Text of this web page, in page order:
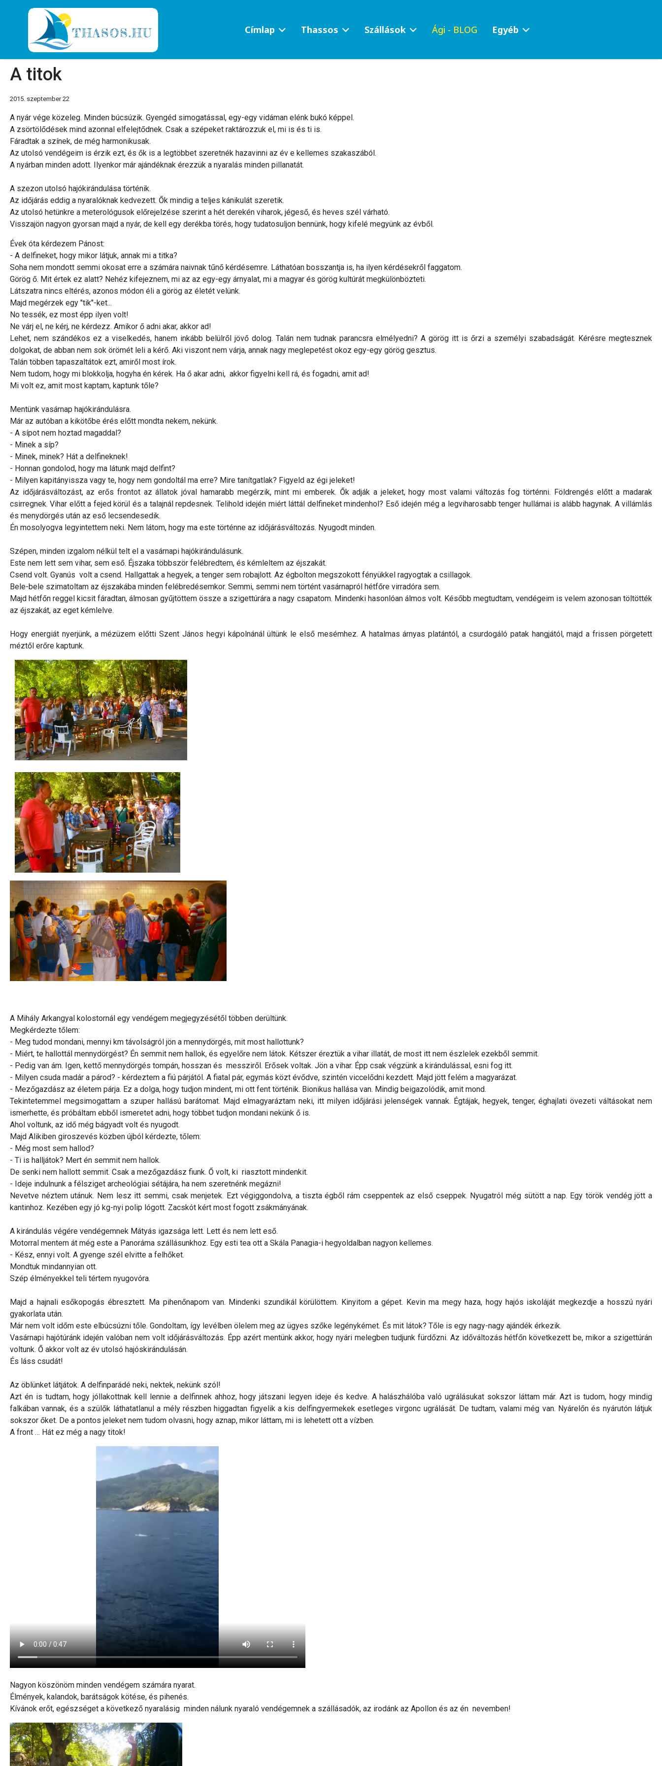
Címlap Thassos Szállások Ági - BLOG Egyéb
A titok
2015. szeptember 22
A nyár vége közeleg. Minden búcsúzik. Gyengéd simogatással, egy-egy vidáman elénk bukó képpel.
A zsörtölődések mind azonnal elfelejtődnek. Csak a szépeket raktározzuk el, mi is és ti is.
Fáradtak a színek, de még harmonikusak.
Az utolsó vendégeim is érzik ezt, és ők is a legtöbbet szeretnék hazavinni az év e kellemes szakaszából.
A nyárban minden adott. Ilyenkor már ajándéknak érezzük a nyaralás minden pillanatát.
A szezon utolsó hajókirándulása történik.
Az időjárás eddig a nyaralóknak kedvezett. Ők mindig a teljes kánikulát szeretik.
Az utolsó hetünkre a meterológusok előrejelzése szerint a hét derekén viharok, jégeső, és heves szél várható.
Visszajön nagyon gyorsan majd a nyár, de kell egy derékba törés, hogy tudatosuljon bennünk, hogy kifelé megyünk az évből.
Évek óta kérdezem Pánost:
- A delfineket, hogy mikor látjuk, annak mi a titka?
Soha nem mondott semmi okosat erre a számára naivnak tűnő kérdésemre. Láthatóan bosszantja is, ha ilyen kérdésekről faggatom.
Görög ő. Mit értek ez alatt? Nehéz kifejeznem, mi az az egy-egy árnyalat, mi a magyar és görög kultúrát megkülönbözteti.
Látszatra nincs eltérés, azonos módon éli a görög az életét velünk.
Majd megérzek egy "tik"-ket...
No tessék, ez most épp ilyen volt!
Ne várj el, ne kérj, ne kérdezz. Amikor ő adni akar, akkor ad!
Lehet, nem szándékos ez a viselkedés, hanem inkább belülről jövő dolog. Talán nem tudnak parancsra elmélyedni? A görög itt is őrzi a személyi szabadságát. Kérésre megtesznek
dolgokat, de abban nem sok örömét leli a kérő. Aki viszont nem várja, annak nagy meglepetést okoz egy-egy görög gesztus.
Talán többen tapaszaltátok ezt, amiről most írok.
Nem tudom, hogy mi blokkolja, hogyha én kérek. Ha ő akar adni, akkor figyelni kell rá, és fogadni, amit ad!
Mi volt ez, amit most kaptam, kaptunk tőle?
Mentünk vasárnap hajókirándulásra.
Már az autóban a kikötőbe érés előtt mondta nekem, nekünk.
- A sípot nem hoztad magaddal?
- Minek a síp?
- Minek, minek? Hát a delfineknek!
- Honnan gondolod, hogy ma látunk majd delfint?
- Milyen kapitányissza vagy te, hogy nem gondoltál ma erre? Mire tanítgatlak? Figyeld az égi jeleket!
Az időjárásváltozást, az erős frontot az állatok jóval hamarabb megérzik, mint mi emberek. Ők adják a jeleket, hogy most valami változás fog történni. Földrengés előtt a madarak
csirregnek. Vihar előtt a fejed körül és a talajnál repdesnek. Telihold idején miért láttál delfineket mindenhol? Eső idején még a legviharosabb tenger hullámai is alább hagynak. A villámlás
és menydörgés után az eső lecsendesedik.
Én mosolyogva legyintettem neki. Nem látom, hogy ma este történne az időjárásváltozás. Nyugodt minden.
Szépen, minden izgalom nélkül telt el a vasárnapi hajókirándulásunk.
Este nem lett sem vihar, sem eső. Éjszaka többször felébredtem, és kémleltem az éjszakát.
Csend volt. Gyanús volt a csend. Hallgattak a hegyek, a tenger sem robajlott. Az égbolton megszokott fényükkel ragyogtak a csillagok.
Bele-bele szimatoltam az éjszakába minden felébredésemkor. Semmi, semmi nem történt vasárnapról hétfőre virradóra sem.
Majd hétfőn reggel kicsit fáradtan, álmosan gyűjtöttem össze a szigettúrára a nagy csapatom. Mindenki hasonlóan álmos volt. Később megtudtam, vendégeim is velem azonosan töltötték
az éjszakát, az eget kémlelve.
Hogy energiát nyerjünk, a mézüzem előtti Szent János hegyi kápolnánál ültünk le első mesémhez. A hatalmas árnyas platántól, a csurdogáló patak hangjától, majd a frissen pörgetett
méztől erőre kaptunk.
A Mihály Arkangyal kolostornál egy vendégem megjegyzésétől többen derültünk.
Megkérdezte tőlem:
- Meg tudod mondani, mennyi km távolságról jön a mennydörgés, mit most hallottunk?
- Miért, te hallottál mennydörgést? Én semmit nem hallok, és egyelőre nem látok. Kétszer éreztük a vihar illatát, de most itt nem észlelek ezekből semmit.
- Pedig van ám. Igen, kettő mennydörgés tompán, hosszan és messziről. Erősek voltak. Jön a vihar. Épp csak végzünk a kirándulással, esni fog itt.
- Milyen csuda madár a párod? - kérdeztem a fiú párjától. A fiatal pár, egymás közt évődve, szintén viccelődni kezdett. Majd jött felém a magyarázat.
- Mezőgazdász az életem párja. Ez a dolga, hogy tudjon mindent, mi ott fent történik. Bionikus hallása van. Mindig beigazolódik, amit mond.
Tekintetemmel megsimogattam a szuper hallású barátomat. Majd elmagyaráztam neki, itt milyen időjárási jelenségek vannak. Égtájak, hegyek, tenger, éghajlati övezeti váltásokat nem
ismerhette, és próbáltam ebből ismeretet adni, hogy többet tudjon mondani nekünk ő is.
Ahol voltunk, az idő még bágyadt volt és nyugodt.
Majd Alikiben giroszevés közben újból kérdezte, tőlem:
- Még most sem hallod?
- Ti is halljátok? Mert én semmit nem hallok.
De senki nem hallott semmit. Csak a mezőgazdász fiunk. Ő volt, ki riasztott mindenkit.
- Ideje indulnunk a félsziget archeológiai sétájára, ha nem szeretnénk megázni!
Nevetve néztem utánuk. Nem lesz itt semmi, csak menjetek. Ezt végiggondolva, a tiszta égből rám cseppentek az első cseppek. Nyugatról még sütött a nap. Egy török vendég jött a
kantinhoz. Kezében egy jó kg-nyi polip lógott. Zacskót kért most fogott zsákmányának.
A kirándulás végére vendégemnek Mátyás igazsága lett. Lett és nem lett eső.
Motorral mentem át még este a Panoráma szállásunkhoz. Egy esti tea ott a Skála Panagia-i hegyoldalban nagyon kellemes.
- Kész, ennyi volt. A gyenge szél elvitte a felhőket.
Mondtuk mindannyian ott.
Szép élményekkel teli tértem nyugovóra.
Majd a hajnali esőkopogás ébresztett. Ma pihenőnapom van. Mindenki szundikál körülöttem. Kinyitom a gépet. Kevin ma megy haza, hogy hajós iskoláját megkezdje a hosszú nyári
gyakorlata után.
Már nem volt időm este elbúcsúzni tőle. Gondoltam, így levélben ölelem meg az ügyes szőke legénykémet. És mit látok? Tőle is egy nagy-nagy ajándék érkezik.
Vasárnapi hajótúránk idején valóban nem volt időjárásváltozás. Épp azért mentünk akkor, hogy nyári melegben tudjunk fürdőzni. Az időváltozás hétfőn következett be, mikor a szigettúrán
voltunk. Ő akkor volt az év utolsó hajóskirándulásán.
És láss csudát!
Az öblünket látjátok. A delfinparádé neki, nektek, nekünk szól!
Azt én is tudtam, hogy jóllakottnak kell lennie a delfinnek ahhoz, hogy játszani legyen ideje és kedve. A halászhálóba való ugrálásukat sokszor láttam már. Azt is tudom, hogy mindig
falkában vannak, és a szülők láthatatlanul a mély részben higgadtan figyelik a kis delfingyermekek esetleges virgonc ugrálását. De tudtam, valami még van. Nyárelőn és nyárutón látjuk
sokszor őket. De a pontos jeleket nem tudom olvasni, hogy aznap, mikor láttam, mi is lehetett ott a vízben.
A front … Hát ez még a nagy titok!
Nagyon köszönöm minden vendégem számára nyarat.
Élmények, kalandok, barátságok kötése, és pihenés.
Kívánok erőt, egészséget a következő nyaralásig minden nálunk nyaraló vendégemnek a szállásadók, az irodánk az Apollon és az én nevemben!